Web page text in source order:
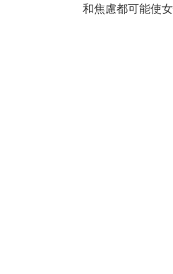
和焦慮都可能使